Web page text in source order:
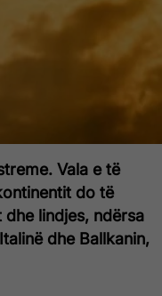
Vala e të
do të
lindjes, ndërsa
dhe Ballkanin,